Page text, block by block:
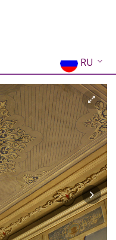
RU
EN
EL
FR
DE
IT
ES
CN